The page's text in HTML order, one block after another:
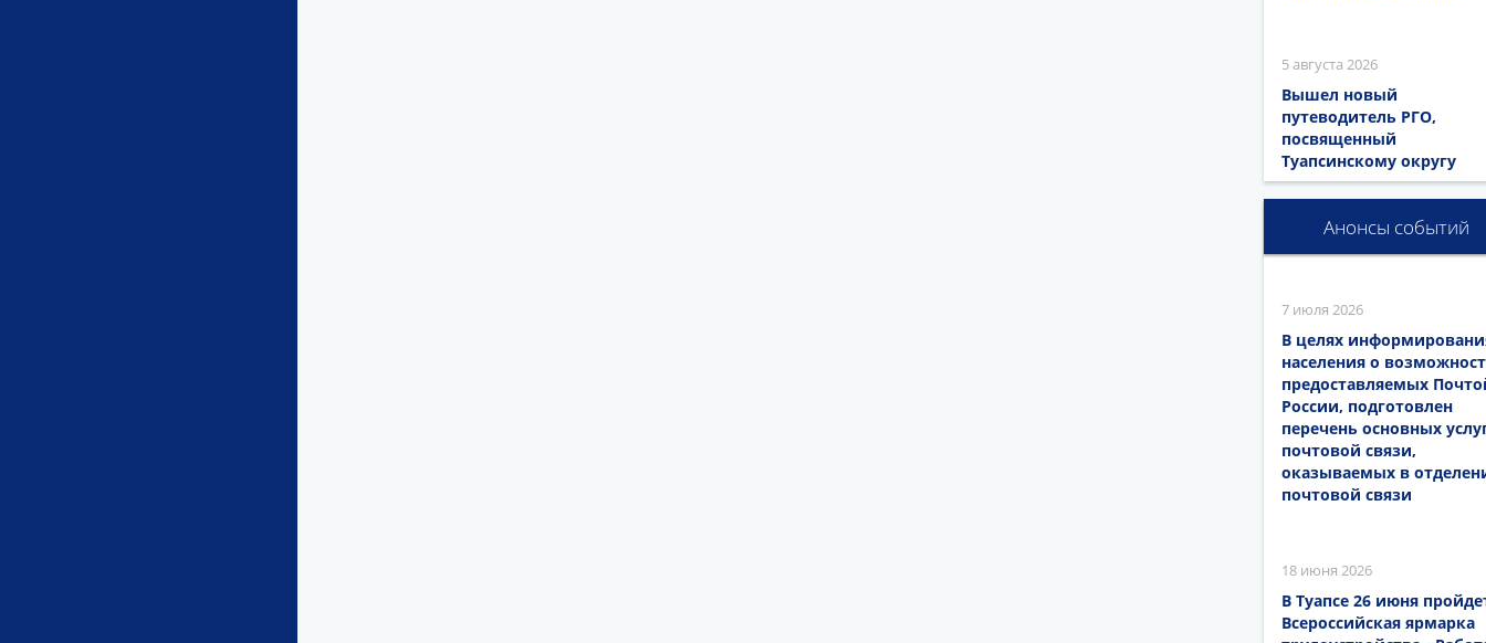
5 августа 2026
Вышел новый
путеводитель РГО,
посвященный
Туапсинскому округу
Анонсы событий
7 июля 2026
В целях
населения о
предоставляемых
России, подготовлен
перечень основных
почтовой связи,
оказываемых в
почтовой связи
18 июня 2026
В Туапсе 26 июня
Всероссийская ярмарка